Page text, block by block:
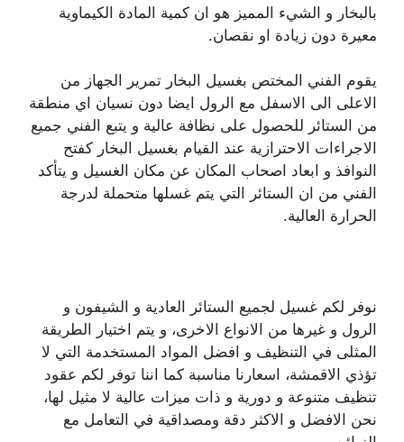
بالبخار و الشيء المميز هو ان كمية المادة الكيماوية
معيرة دون زيادة او نقصان.
يقوم الفني المختص بغسيل البخار تمرير الجهاز من
الاعلى الى الاسفل مع الرول ايضا دون نسيان اي منطقة
من الستائر للحصول على نظافة عالية و يتبع الفني جميع
الاجراءات الاحترازية عند القيام بغسيل البخار كفتح
النوافذ و ابعاد اصحاب المكان عن مكان الغسيل و يتأكد
الفني من ان الستائر التي يتم غسلها متحملة لدرجة
الحرارة العالية.
نوفر لكم غسيل لجميع الستائر العادية و الشيفون و
الرول و غيرها من الانواع الاخرى، و يتم اختيار الطريقة
المثلى في التنظيف و افضل المواد المستخدمة التي لا
تؤذي الاقمشة، اسعارنا مناسبة كما اننا توفر لكم عقود
تنظيف متنوعة و دورية و ذات ميزات عالية لا مثيل لها،
نحن الافضل و الاكثر دقة ومصداقية في التعامل مع